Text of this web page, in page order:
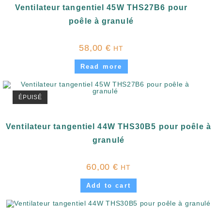
Ventilateur tangentiel 45W THS27B6 pour
poêle à granulé
58,00 € HT
Read more
ÉPUISÉ
Ventilateur tangentiel 44W THS30B5 pour poêle à
granulé
60,00 € HT
Add to cart